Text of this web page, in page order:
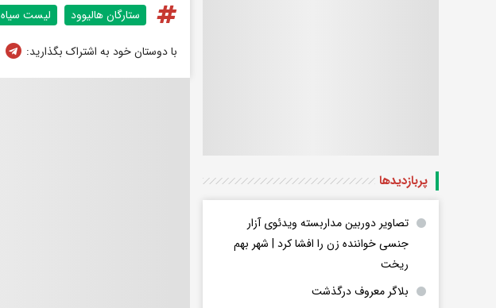
ستارگان هالیوود لیست سیاه
با دوستان خود به اشتراک بگذارید:
پربازدید‌ها
تصاویر دوربین مداربسته ویدئوی آزار
جنسی خواننده زن را افشا کرد | شهر بهم
ریخت
بلاگر معروف درگذشت